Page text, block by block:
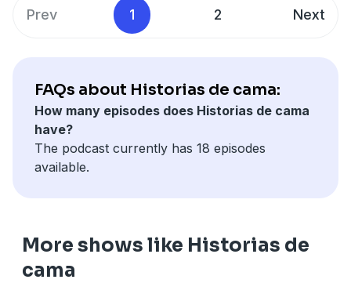
Prev 1 2 Next
FAQs about Historias de cama:
How many episodes does Historias de cama
have?
The podcast currently has 18 episodes
available.
More shows like Historias de
cama